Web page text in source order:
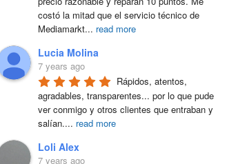
costó la mitad que el servicio técnico de
Mediamarkt... read more
Lucia Molina
7 years ago
Rápidos, atentos,
agradables, transparentes... por lo que pude
ver conmigo y otros clientes que entraban y
salían.... read more
Loli Alex
7 years ago